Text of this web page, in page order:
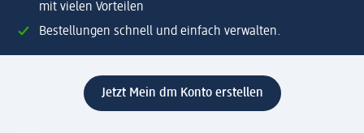
mit vielen Vorteilen
Bestellungen schnell und einfach verwalten.
Jetzt Mein dm Konto erstellen